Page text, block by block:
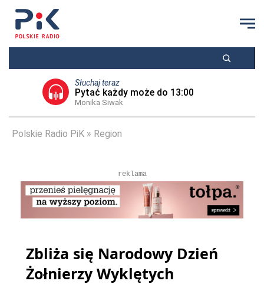
Słuchaj teraz
Pytać każdy może do 13:00
Monika Siwak
Polskie Radio PiK Region
reklama
Zbliża się Narodowy Dzień
Żołnierzy Wyklętych